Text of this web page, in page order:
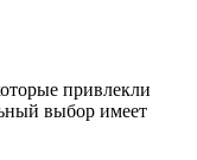
привлекли
выбор имеет